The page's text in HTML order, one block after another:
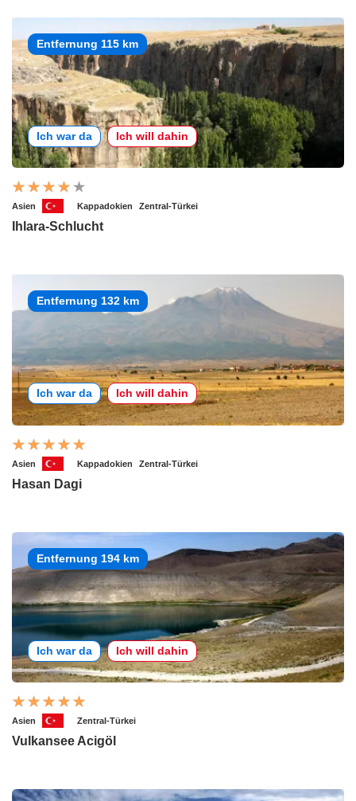
Entfernung 115 km
Ich war da Ich will dahin
Asien Kappadokien Zentral-Türkei
Ihlara-Schlucht
Entfernung 132 km
Ich war da Ich will dahin
Asien Kappadokien Zentral-Türkei
Hasan Dagi
Entfernung 194 km
Ich war da Ich will dahin
Asien Zentral-Türkei
Vulkansee Acigöl